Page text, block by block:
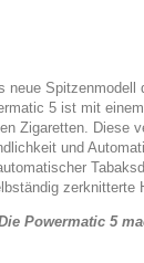
neue
5 ist mit
Zigaretten. Diese
und
zerknitterte
Powermatic 5